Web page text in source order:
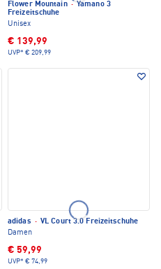
Flower Mountain · Yamano 3
Freizeitschuhe
Unisex
€ 139,99
UVP* € 209,99
adidas · VL Court 3.0 Freizeitschuhe
Damen
€ 59,99
UVP* € 74,99